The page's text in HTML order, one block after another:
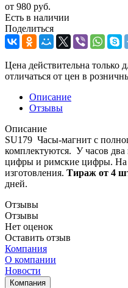
от 980 руб.
Есть в наличии
Поделиться
Цена действительна только
отличаться от цен в
Описание
Отзывы
Описание
SU179 Часы-магнит с
комплектуются. У часов два
цифры и римские цифры. На
изготовления. Тираж от 4
дней.
Отзывы
Отзывы
Нет оценок
Оставить отзыв
Компания
О компании
Новости
Компания